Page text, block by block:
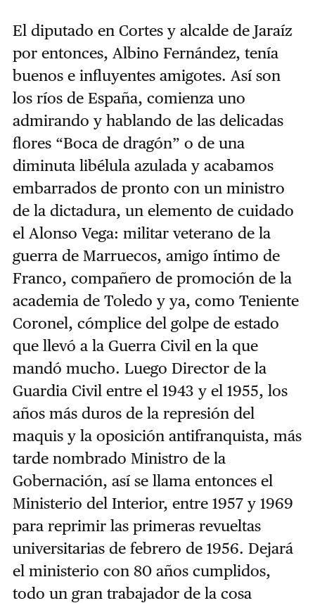
El diputado en Cortes y alcalde de Jaraíz
por entonces, Albino Fernández, tenía
buenos e influyentes amigotes. Así son
los ríos de España, comienza uno
admirando y hablando de las delicadas
flores “Boca de dragón” o de una
diminuta libélula azulada y acabamos
embarrados de pronto con un ministro
de la dictadura, un elemento de cuidado
el Alonso Vega: militar veterano de la
guerra de Marruecos, amigo íntimo de
Franco, compañero de promoción de la
academia de Toledo y ya, como Teniente
Coronel, cómplice del golpe de estado
que llevó a la Guerra Civil en la que
mandó mucho. Luego Director de la
Guardia Civil entre el 1943 y el 1955, los
años más duros de la represión del
maquis y la oposición antifranquista, más
tarde nombrado Ministro de la
Gobernación, así se llama entonces el
Ministerio del Interior, entre 1957 y 1969
para reprimir las primeras revueltas
universitarias de febrero de 1956. Dejará
el ministerio con 80 años cumplidos,
todo un gran trabajador de la cosa